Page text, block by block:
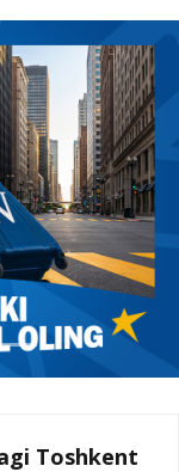
Toshkent